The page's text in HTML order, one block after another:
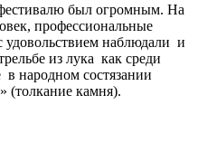
был огромным. На
профессиональные
наблюдали и
из лука как среди
народном состязании
(толкание камня).